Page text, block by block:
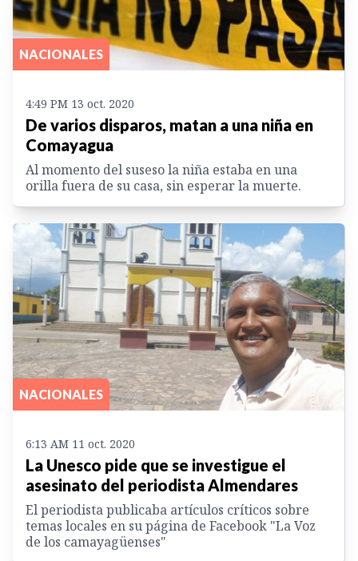
NACIONALES
4:49 PM 13 oct. 2020
De varios disparos, matan a una niña en
Comayagua
Al momento del suseso la niña estaba en una
orilla fuera de su casa, sin esperar la muerte.
NACIONALES
6:13 AM 11 oct. 2020
La Unesco pide que se investigue el
asesinato del periodista Almendares
El periodista publicaba artículos críticos sobre
temas locales en su página de Facebook "La Voz
de los camayagüenses"